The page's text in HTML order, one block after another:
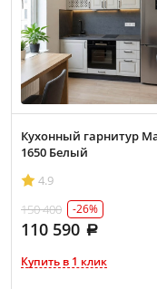
Кухонный гарнитур
1650 Белый
4.9
150 400
-26%
110 590
Купить в 1 клик